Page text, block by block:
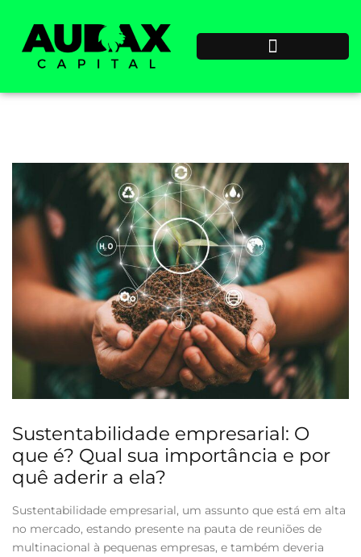
Sustentabilidade empresarial: O
que é? Qual sua importância e por
quê aderir a ela?
Sustentabilidade empresarial, um assunto que está em alta
no mercado, estando presente na pauta de reuniões de
multinacional à pequenas empresas, e também deveria